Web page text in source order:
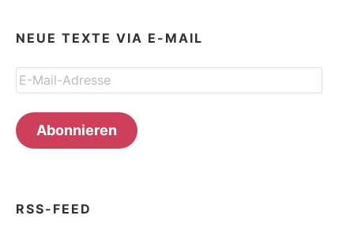
NEUE TEXTE VIA E-MAIL
E-
Mail-
Adresse
Abonnieren
RSS-FEED